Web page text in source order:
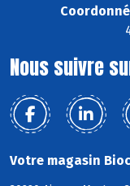
Nous suivre
Votre magasin